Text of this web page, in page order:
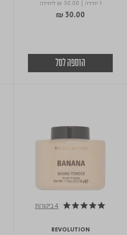
1 יחידה ₪ 30.00 ליחידה
₪ 30.00
הוספה לסל
5.0 star rating 4 ביקורות
REVOLUTION